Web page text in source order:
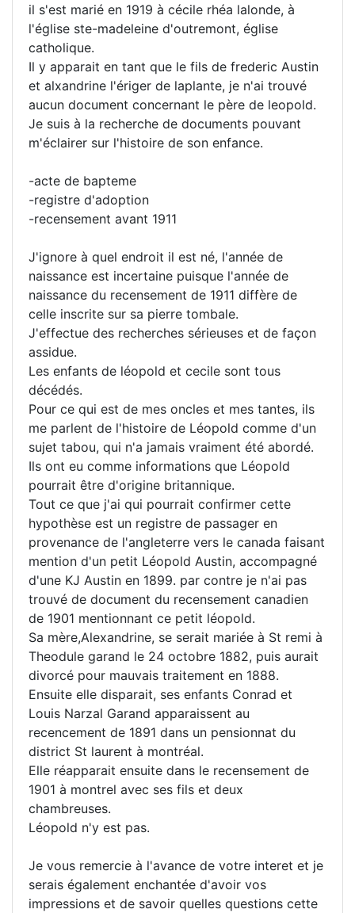
il s'est marié en 1919 à cécile rhéa lalonde, à
l'église ste-madeleine d'outremont, église
catholique.
Il y apparait en tant que le fils de frederic Austin
et alxandrine l'ériger de laplante, je n'ai trouvé
aucun document concernant le père de leopold.
Je suis à la recherche de documents pouvant
m'éclairer sur l'histoire de son enfance.
-acte de bapteme
-registre d'adoption
-recensement avant 1911
J'ignore à quel endroit il est né, l'année de
naissance est incertaine puisque l'année de
naissance du recensement de 1911 diffère de
celle inscrite sur sa pierre tombale.
J'effectue des recherches sérieuses et de façon
assidue.
Les enfants de léopold et cecile sont tous
décédés.
Pour ce qui est de mes oncles et mes tantes, ils
me parlent de l'histoire de Léopold comme d'un
sujet tabou, qui n'a jamais vraiment été abordé.
Ils ont eu comme informations que Léopold
pourrait être d'origine britannique.
Tout ce que j'ai qui pourrait confirmer cette
hypothèse est un registre de passager en
provenance de l'angleterre vers le canada faisant
mention d'un petit Léopold Austin, accompagné
d'une KJ Austin en 1899. par contre je n'ai pas
trouvé de document du recensement canadien
de 1901 mentionnant ce petit léopold.
Sa mère,Alexandrine, se serait mariée à St remi à
Theodule garand le 24 octobre 1882, puis aurait
divorcé pour mauvais traitement en 1888.
Ensuite elle disparait, ses enfants Conrad et
Louis Narzal Garand apparaissent au
recencement de 1891 dans un pensionnat du
district St laurent à montréal.
Elle réapparait ensuite dans le recensement de
1901 à montrel avec ses fils et deux
chambreuses.
Léopold n'y est pas.
Je vous remercie à l'avance de votre interet et je
serais également enchantée d'avoir vos
impressions et de savoir quelles questions cette